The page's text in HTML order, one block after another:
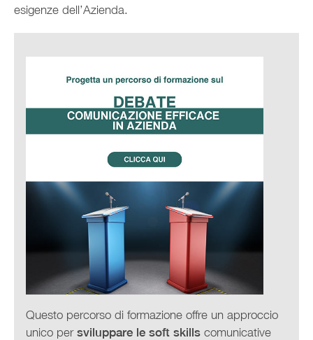
esigenze dell’Azienda.
Questo percorso di formazione offre un approccio
unico per sviluppare le soft skills comunicative